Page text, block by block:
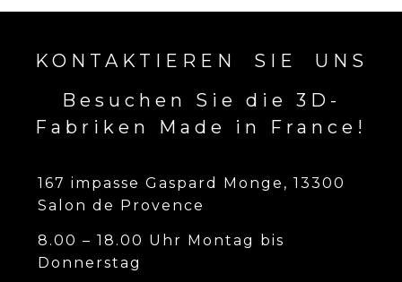
KONTAKTIEREN SIE UNS
Besuchen Sie die 3D-
Fabriken Made in France!
167 impasse Gaspard Monge, 13300
Salon de Provence
8.00 – 18.00 Uhr Montag bis
Donnerstag